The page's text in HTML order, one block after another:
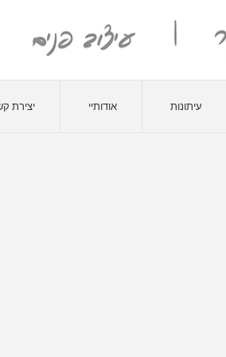
עיתונות אודותיי יצירת